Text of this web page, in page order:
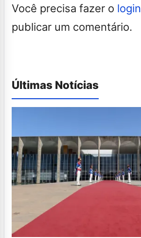
Você precisa fazer o login
publicar um comentário.
Últimas Notícias